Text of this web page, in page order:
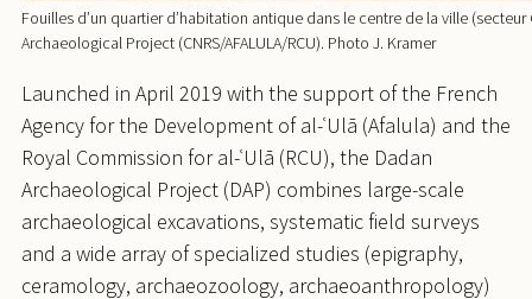
Fouilles d’un quartier d’habitation antique dans le centre de la ville
Archaeological Project (CNRS/AFALULA/RCU). Photo J. Kramer
Launched in April 2019 with the support of the French
Agency for the Development of al-ʿUlā (Afalula) and the
Royal Commission for al-ʿUlā (RCU), the Dadan
Archaeological Project (DAP) combines large-scale
archaeological excavations, systematic field surveys
and a wide array of specialized studies (epigraphy,
ceramology, archaeozoology, archaeoanthropology)